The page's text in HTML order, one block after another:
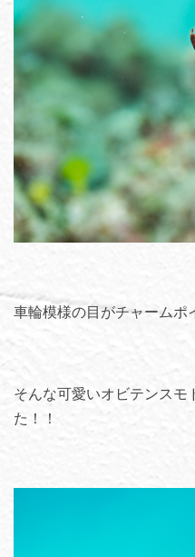
車輪模様の目がチャームポ
そんな可愛いオビテンスモ
た！！